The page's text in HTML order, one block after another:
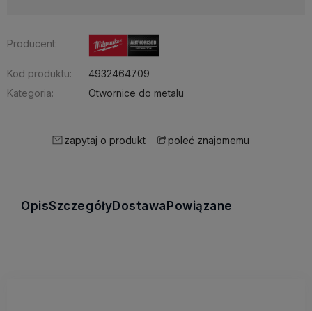
Producent:
Kod produktu:
4932464709
Kategoria:
Otwornice do metalu
zapytaj o produkt poleć znajomemu
OpisSzczegółyDostawaPowiązane